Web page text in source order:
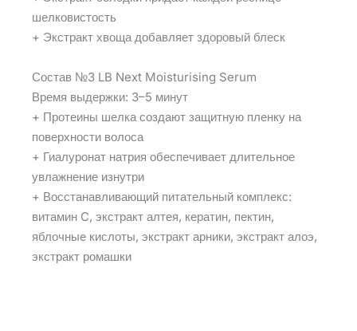
шелковистость
+ Экстракт хвоща добавляет здоровый блеск
Состав №3 LB Next Moisturising Serum
Время выдержки: 3–5 минут
+ Протеины шелка создают защитную пленку на
поверхности волоса
+ Гиалуронат натрия обеспечивает длительное
увлажнение изнутри
+ Восстанавливающий питательный комплекс:
витамин C, экстракт алтея, кератин, пектин,
яблочные кислоты, экстракт арники, экстракт алоэ,
экстракт ромашки